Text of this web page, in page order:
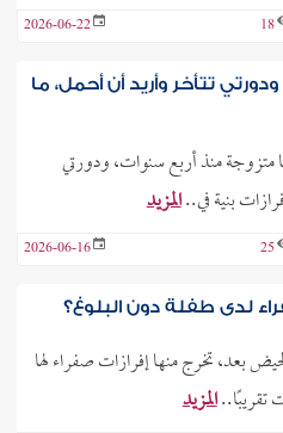
18
2026-06-22
تتأخر وأريد أن أحمل، ما
متزوجة منذ أربع سنوات، ودورتي
المزيد
25
2026-06-16
لدى طفلة دون البلوغ؟
يأتها الحيض بعد، تخرج منها إفرازات صفراء لها
المزيد